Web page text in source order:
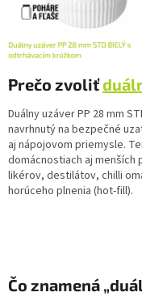
Prečo zvoliť
Duálny uzáver PP 28 mm
navrhnutý na bezpečné
aj nápojovom priemysle.
domácnostiach aj
likérov, destilátov, chilli
horúceho plnenia (hot-fill).
Čo znamená